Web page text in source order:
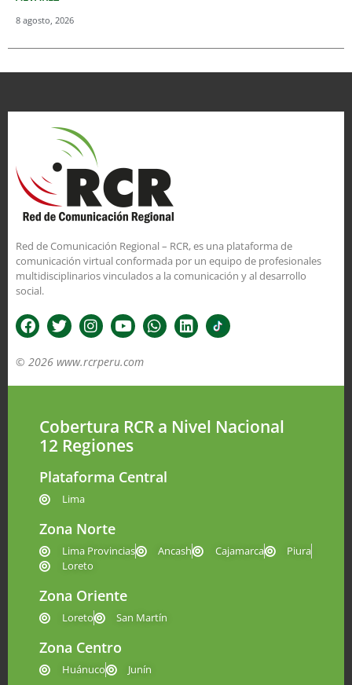
8 agosto, 2026
Red de Comunicación Regional – RCR, es una plataforma de
comunicación virtual conformada por un equipo de profesionales
multidisciplinarios vinculados a la comunicación y al desarrollo
social.
© 2026 www.rcrperu.com
Cobertura RCR a Nivel Nacional
12 Regiones
Plataforma Central
Lima
Zona Norte
Lima Provincias Ancash Cajamarca
Piura
Loreto
Zona Oriente
Loreto San Martín
Zona Centro
Huánuco Junín